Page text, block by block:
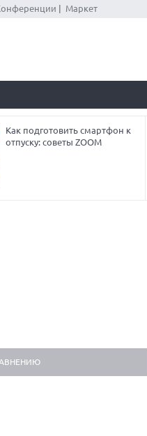
Маркет
Как подготовить смартфон к
отпуску: советы ZOOM